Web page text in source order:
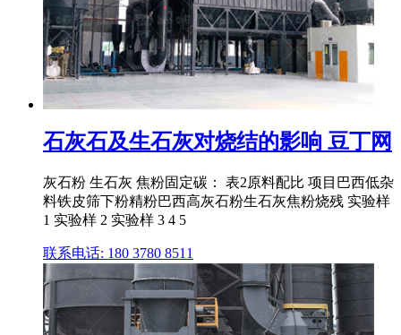
石灰石及生石灰对烧结的影响 豆丁网
灰石粉 生石灰 焦粉固定碳： 表2原料配比 项目巴西低杂
料铁皮筛下粉精粉巴西高灰石粉生石灰焦粉烧残 实验样
1 实验样 2 实验样 3 4 5
联系电话: 180 3780 8511